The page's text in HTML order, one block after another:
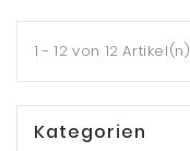
1 - 12 von 12 Artikel(n)
Kategorien